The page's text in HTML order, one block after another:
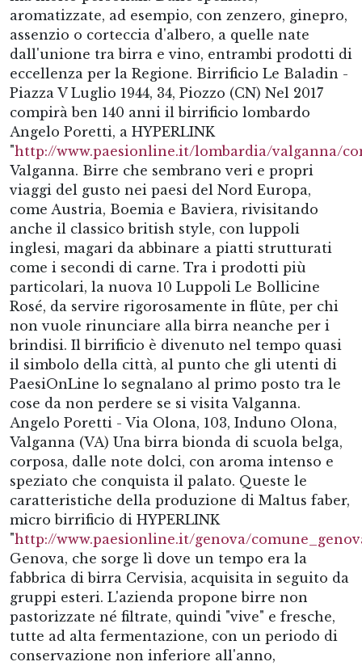
aromatizzate, ad esempio, con zenzero, ginepro,
assenzio o corteccia d'albero, a quelle nate
dall'unione tra birra e vino, entrambi prodotti di
eccellenza per la Regione. Birrificio Le Baladin -
Piazza V Luglio 1944, 34, Piozzo (CN) Nel 2017
compirà ben 140 anni il birrificio lombardo
Angelo Poretti, a HYPERLINK
"http://www.paesionline.it/lombardia/valganna/
Valganna. Birre che sembrano veri e propri
viaggi del gusto nei paesi del Nord Europa,
come Austria, Boemia e Baviera, rivisitando
anche il classico british style, con luppoli
inglesi, magari da abbinare a piatti strutturati
come i secondi di carne. Tra i prodotti più
particolari, la nuova 10 Luppoli Le Bollicine
Rosé, da servire rigorosamente in flûte, per chi
non vuole rinunciare alla birra neanche per i
brindisi. Il birrificio è divenuto nel tempo quasi
il simbolo della città, al punto che gli utenti di
PaesiOnLine lo segnalano al primo posto tra le
cose da non perdere se si visita Valganna.
Angelo Poretti - Via Olona, 103, Induno Olona,
Valganna (VA) Una birra bionda di scuola belga,
corposa, dalle note dolci, con aroma intenso e
speziato che conquista il palato. Queste le
caratteristiche della produzione di Maltus faber,
micro birrificio di HYPERLINK
"http://www.paesionline.it/genova/
Genova, che sorge lì dove un tempo era la
fabbrica di birra Cervisia, acquisita in seguito da
gruppi esteri. L'azienda propone birre non
pastorizzate né filtrate, quindi "vive" e fresche,
tutte ad alta fermentazione, con un periodo di
conservazione non inferiore all'anno,